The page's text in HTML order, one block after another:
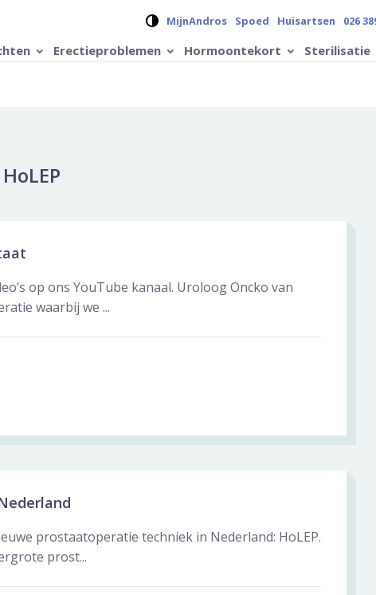
Verander contrast op de website
MijnAndros Spoed Huisartsen 026
Erectieproblemen Hormoontekort Sterilisatie
HoLEP
op ons YouTube kanaal. Uroloog Oncko van
waarbij we ...
prostaatoperatie techniek in Nederland: HoLEP.
prost...